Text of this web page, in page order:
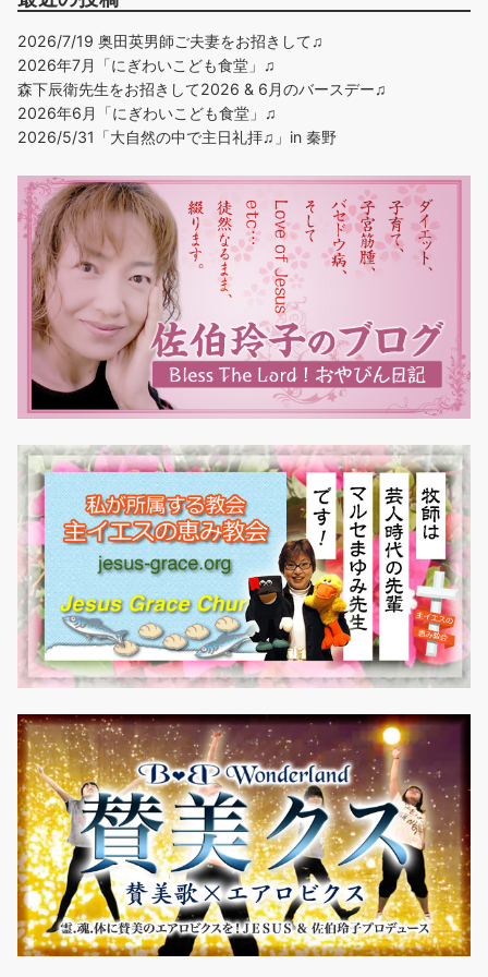
2026/7/19 奥田英男師ご夫妻をお招きして♫
2026年7月「にぎわいこども食堂」♫
森下辰衛先生をお招きして2026 & 6月のバースデー♫
2026年6月「にぎわいこども食堂」♫
2026/5/31「大自然の中で主日礼拝♫」in 秦野